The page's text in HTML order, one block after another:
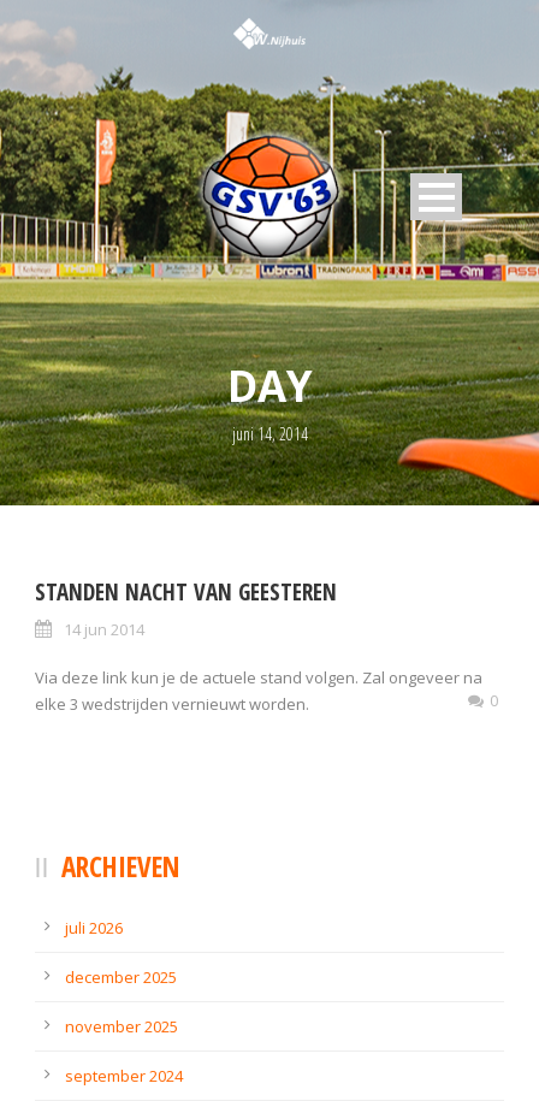
DAY
juni 14, 2014
STANDEN NACHT VAN GEESTEREN
14 jun 2014
Via deze link kun je de actuele stand volgen. Zal ongeveer na
elke 3 wedstrijden vernieuwt worden.
0
ARCHIEVEN
juli 2026
december 2025
november 2025
september 2024